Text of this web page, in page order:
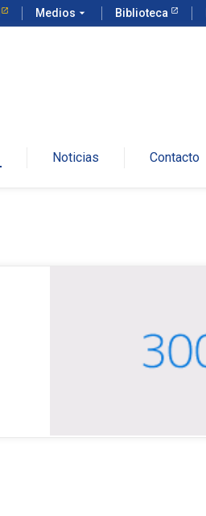
Medios arrow_drop_down Biblioteca
Noticias Contacto